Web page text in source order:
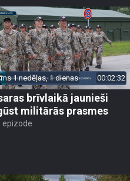
1 nedēļas, 1 dienas 00:02:32
brīvlaikā jaunieši
militārās prasmes
epizode